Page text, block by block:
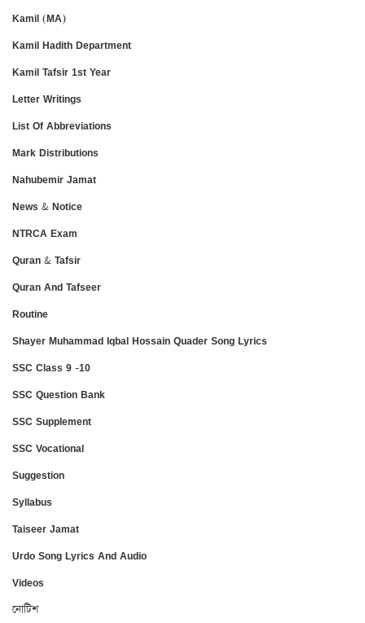
Kamil (MA)
Kamil Hadith Department
Kamil Tafsir 1st Year
Letter Writings
List Of Abbreviations
Mark Distributions
Nahubemir Jamat
News & Notice
NTRCA Exam
Quran & Tafsir
Quran And Tafseer
Routine
Shayer Muhammad Iqbal Hossain Quader Song Lyrics
SSC Class 9 -10
SSC Question Bank
SSC Supplement
SSC Vocational
Suggestion
Syllabus
Taiseer Jamat
Urdo Song Lyrics And Audio
Videos
নোটিশ